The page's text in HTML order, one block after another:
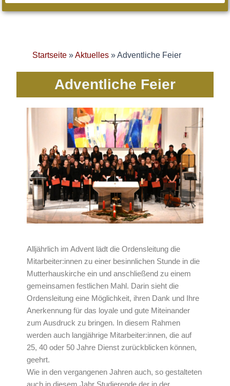
Startseite »Aktuelles »Adventliche Feier
Adventliche Feier
Alljährlich im Advent lädt die Ordensleitung die
Mitarbeiter:innen zu einer besinnlichen Stunde in die
Mutterhauskirche ein und anschließend zu einem
gemeinsamen festlichen Mahl. Darin sieht die
Ordensleitung eine Möglichkeit, ihren Dank und Ihre
Anerkennung für das loyale und gute Miteinander
zum Ausdruck zu bringen. In diesem Rahmen
werden auch langjährige Mitarbeiter:innen, die auf
25, 40 oder 50 Jahre Dienst zurückblicken können,
geehrt.
Wie in den vergangenen Jahren auch, so gestalteten